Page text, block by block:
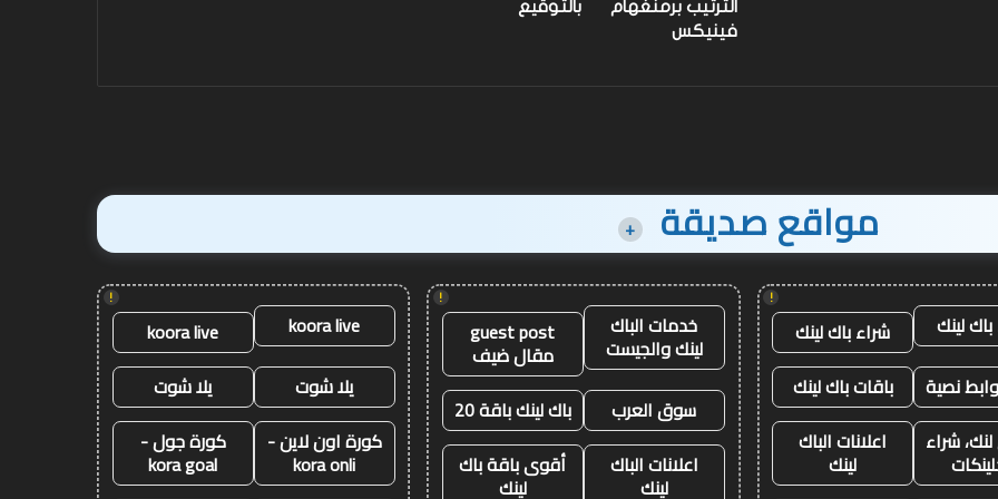
الأثقال
الأثقال
الترتيب برمنغهام
فينيكس
بالتوقيع
مواقع صديقة +
!
لينك
شراء باك لينك
نصية
باقات باك لينك
شراء
اعلانات الباك
لينك
!
خدمات الباك
لينك والجيست guest post
مقال ضيف
سوق العرب
باك لينك باقة 20
اعلانات الباك
لينك
أقوى باقة باك
لينك
!
koora live
koora live
يلا شوت
يلا شوت
كورة اون لاين -
kora onli
كورة جول -
kora goal